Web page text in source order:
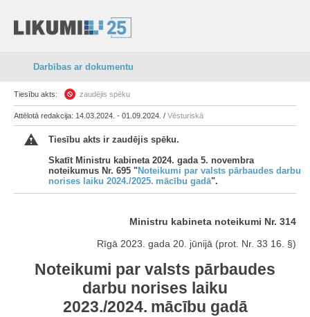
Darbības ar dokumentu
Tiesību akts: zaudējis spēku
Attēlotā redakcija: 14.03.2024. - 01.09.2024. / Vēsturiskā
Tiesību akts ir zaudējis spēku.
Skatīt Ministru kabineta 2024. gada 5. novembra
noteikumus Nr. 695 "Noteikumi par valsts pārbaudes darbu
norises laiku 2024./2025. mācību gadā".
Ministru kabineta noteikumi Nr. 314
Rīgā 2023. gada 20. jūnijā (prot. Nr. 33 16. §)
Noteikumi par valsts pārbaudes
darbu norises laiku
2023./2024. mācību gadā